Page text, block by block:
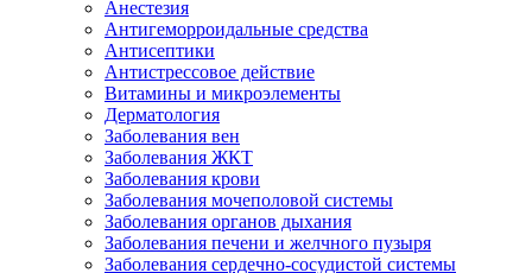
Анестезия
Антигеморроидальные средства
Антисептики
Антистрессовое действие
Витамины и микроэлементы
Дерматология
Заболевания вен
Заболевания ЖКТ
Заболевания крови
Заболевания мочеполовой системы
Заболевания органов дыхания
Заболевания печени и желчного пузыря
Заболевания сердечно-сосудистой системы